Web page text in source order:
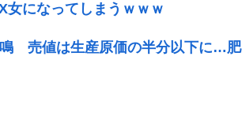
女になってしまうｗｗｗ
鳴 売値は生産原価の半分以下に…肥